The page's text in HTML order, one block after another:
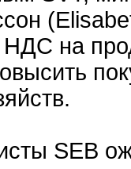
НДС на
SEB